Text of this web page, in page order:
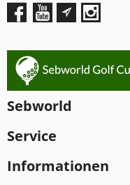
Sebworld
Service
Informationen